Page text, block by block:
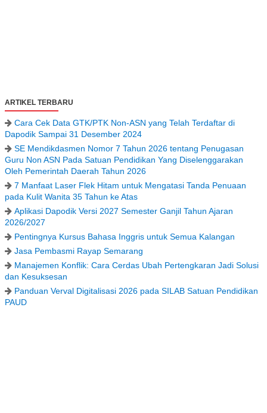
ARTIKEL TERBARU
Cara Cek Data GTK/PTK Non-ASN yang Telah Terdaftar di
Dapodik Sampai 31 Desember 2024
SE Mendikdasmen Nomor 7 Tahun 2026 tentang Penugasan
Guru Non ASN Pada Satuan Pendidikan Yang Diselenggarakan
Oleh Pemerintah Daerah Tahun 2026
7 Manfaat Laser Flek Hitam untuk Mengatasi Tanda Penuaan
pada Kulit Wanita 35 Tahun ke Atas
Aplikasi Dapodik Versi 2027 Semester Ganjil Tahun Ajaran
2026/2027
Pentingnya Kursus Bahasa Inggris untuk Semua Kalangan
Jasa Pembasmi Rayap Semarang
Manajemen Konflik: Cara Cerdas Ubah Pertengkaran Jadi Solusi
dan Kesuksesan
Panduan Verval Digitalisasi 2026 pada SILAB Satuan Pendidikan
PAUD